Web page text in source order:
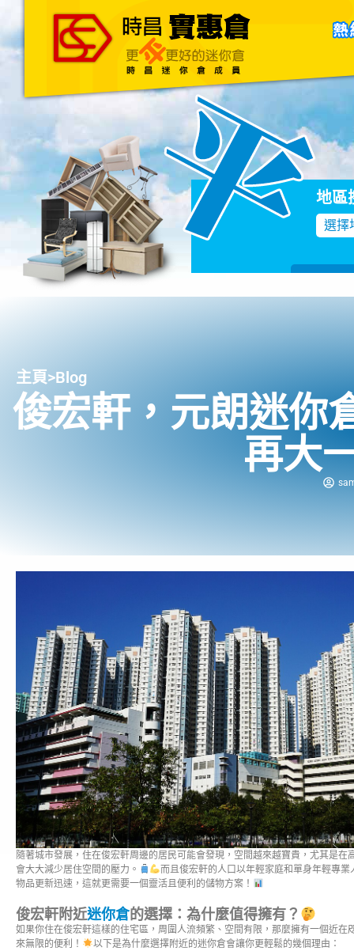
主頁 關於我們 聯絡我們
地區
選擇
主頁>Blog
俊宏軒，元朗迷你
再大
隨著城市發展，住在俊宏軒周邊的居民可能會發現，空間越來越寶貴，尤其是在
會大大減少居住空間的壓力。
而且俊宏軒的人口以年輕家庭和單身年輕專
物品更新迅速，這就更需要一個靈活且便利的儲物方案！
俊宏軒附近迷你倉的選擇：為什麼值得擁有？
如果你住在俊宏軒這樣的住宅區，周圍人流頻繁、空間有限，那麼擁有一個近在
來無限的便利！
以下是為什麼選擇附近的迷你倉會讓你更輕鬆的幾個理由：